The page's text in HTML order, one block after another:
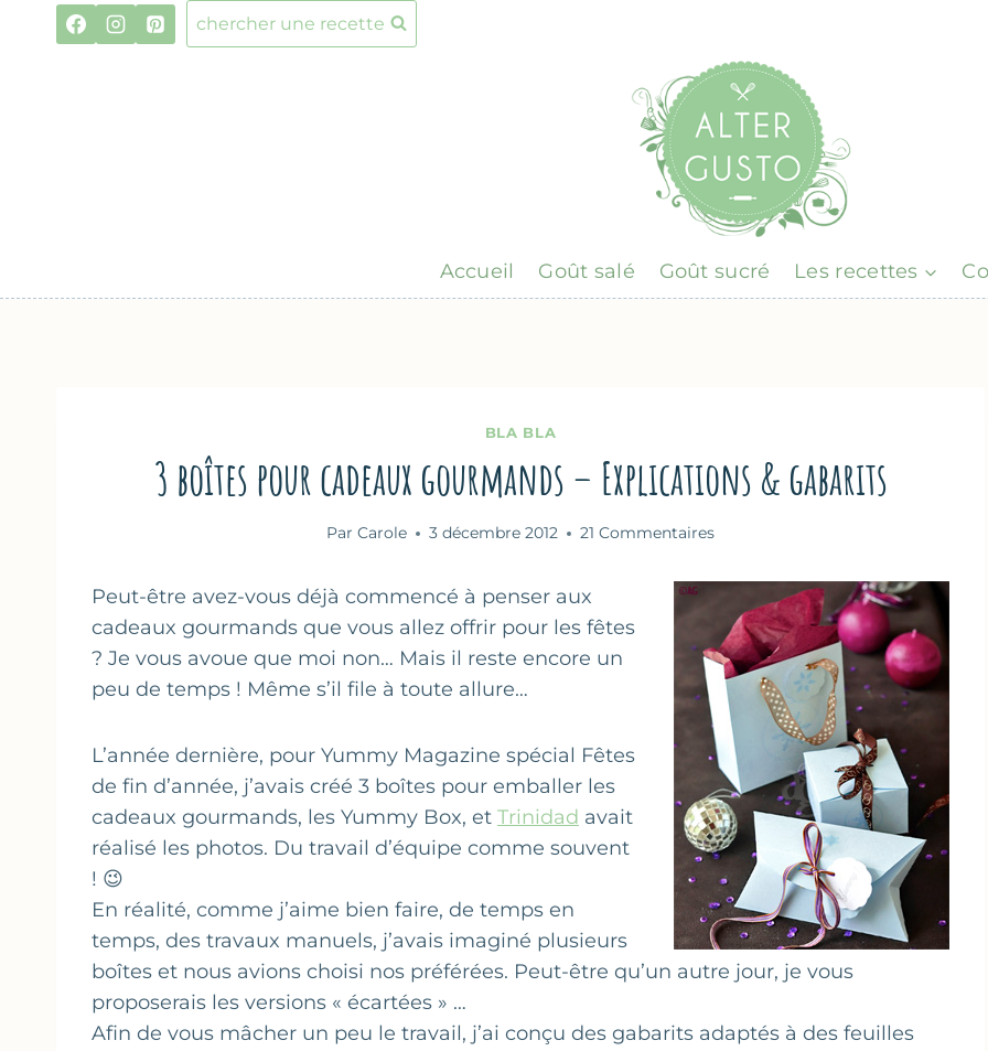
chercher une recette
Accueil Goût salé Goût sucré Les recettes
BLA BLA
3 boîtes pour cadeaux gourmands – Explications & gabarits
Par Carole 3 décembre 2012 21 Commentaires
Peut-être avez-vous déjà commencé à penser aux
cadeaux gourmands que vous allez offrir pour les fêtes
? Je vous avoue que moi non… Mais il reste encore un
peu de temps ! Même s’il file à toute allure…
L’année dernière, pour Yummy Magazine spécial Fêtes
de fin d’année, j’avais créé 3 boîtes pour emballer les
cadeaux gourmands, les Yummy Box, et Trinidad avait
réalisé les photos. Du travail d’équipe comme souvent
! 😉
En réalité, comme j’aime bien faire, de temps en
temps, des travaux manuels, j’avais imaginé plusieurs
boîtes et nous avions choisi nos préférées. Peut-être qu’un autre jour, je vous
proposerais les versions « écartées » …
Afin de vous mâcher un peu le travail, j’ai conçu des gabarits adaptés à des feuilles